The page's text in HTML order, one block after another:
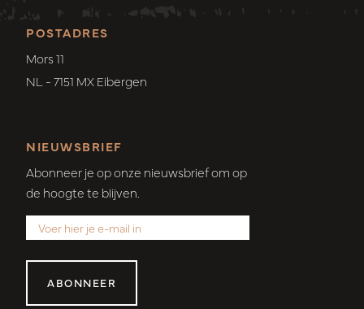
POSTADRES
Mors 11
NL - 7151 MX Eibergen
NIEUWSBRIEF
Abonneer je op onze nieuwsbrief om op
de hoogte te blijven.
ABONNEER